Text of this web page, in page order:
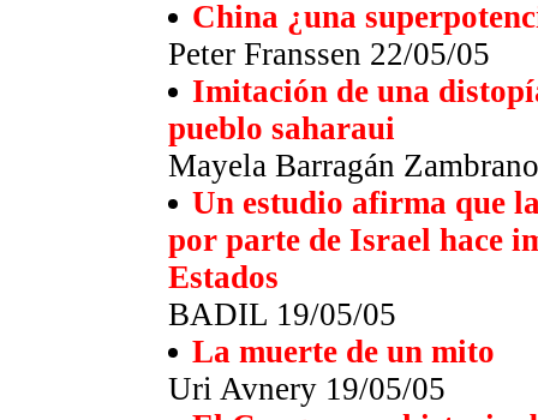
China ¿una
Peter Franssen 22/05/05
Imitación de una
pueblo saharaui
Mayela Barragán
Un estudio afirma que
por parte de Israel hace
Estados
BADIL 19/05/05
La muerte de un mito
Uri Avnery 19/05/05